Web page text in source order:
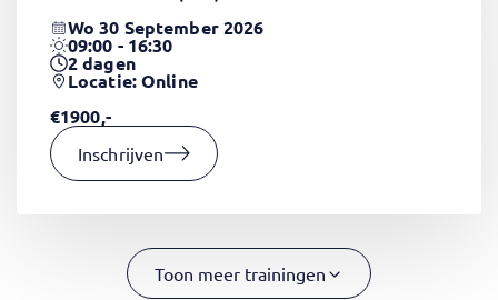
Wo 30 September 2026
09:00 - 16:30
2dagen
Locatie: Online
€1900,-
Inschrijven
Toon meer trainingen